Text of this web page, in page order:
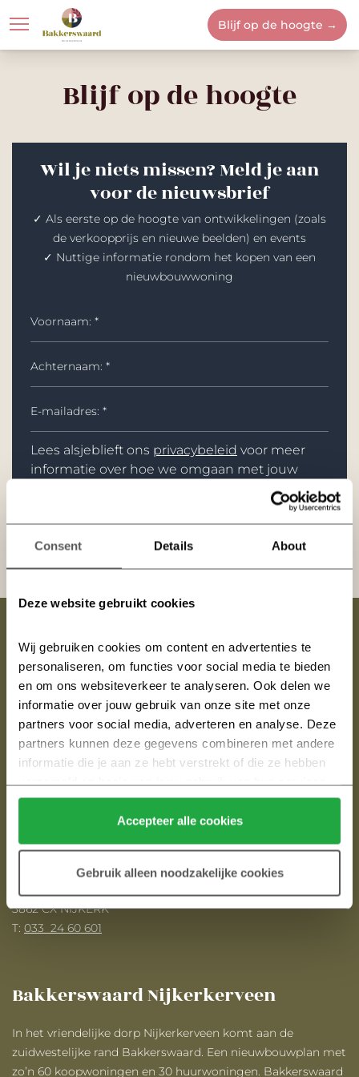
Consent Details About
Deze website gebruikt cookies
Wij gebruiken cookies om content en advertenties te
personaliseren, om functies voor social media te bieden
en om ons websiteverkeer te analyseren. Ook delen we
informatie over jouw gebruik van onze site met onze
partners voor social media, adverteren en analyse. Deze
partners kunnen deze gegevens combineren met andere
informatie die je aan ze hebt verstrekt of die ze hebben
verzameld op basis van jouw gebruik van hun services.
Klik hier voor meer informatie over ons cookiebeleid.
Accepteer alle cookies
Gebruik alleen noodzakelijke cookies
Blijf op de hoogte →
Blijf op de hoogte
Wil je niets missen? Meld je aan
voor de nieuwsbrief
✓ Als eerste op de hoogte van ontwikkelingen (zoals
de verkoopprijs en nieuwe beelden) en events
✓ Nuttige informatie rondom het kopen van een
nieuwbouwwoning
Lees alsjeblieft ons privacybeleid voor meer
informatie over hoe we omgaan met jouw
Meer informatie?
Meld je aan voor de nieuwsbrief om als eerste op de hoogte
te zijn van nieuwe ontwikkelingen over Bakkerswaard.
Heijmans Huizen
E: info@bakkerswaard.nl
Verkoop en informatie
3862 CX NIJKERK
T: 033 ­ 24 60 601
Bakkerswaard Nijkerkerveen
In het vriendelijke dorp Nijkerkerveen komt aan de
zuidwestelijke rand Bakkerswaard. Een nieuwbouwplan met
zo’n 60 koopwoningen en 30 huurwoningen. Bakkerswaard
Bakkerswaard